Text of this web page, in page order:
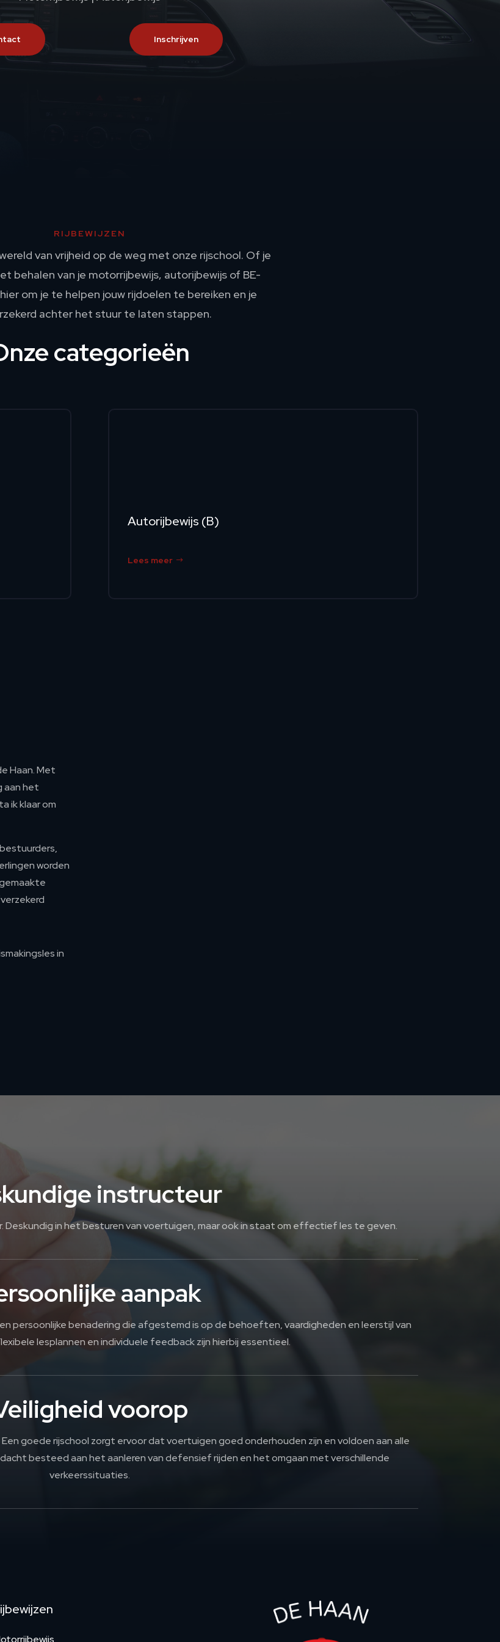
Inschrijven
RIJBEWIJZEN
van vrijheid op de weg met onze rijschool. Of je
behalen van je motorrijbewijs, autorijbewijs of BE-
om je te helpen jouw rijdoelen te bereiken en je
achter het stuur te laten stappen.
categorieën
Autorijbewijs (B)
Lees meer
Haan. Met
aan het
ik klaar om
worden
in
instructeur
Deskundig in het besturen van voertuigen, maar ook in staat om effectief les te geven.
aanpak
persoonlijke benadering die afgestemd is op de behoeften, vaardigheden en leerstijl van
lesplannen en individuele feedback zijn hierbij essentieel.
voorop
goede rijschool zorgt ervoor dat voertuigen goed onderhouden zijn en voldoen aan alle
besteed aan het aanleren van defensief rijden en het omgaan met verschillende
verkeerssituaties.